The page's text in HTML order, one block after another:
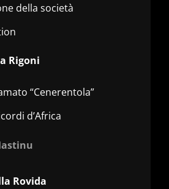
della società
Rigoni
“Cenerentola”
d’Africa
Rovida